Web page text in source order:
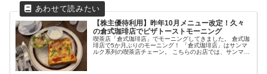
【株主優待利用】昨年10月メニュー改定！久々
の倉式珈琲店でピザトーストモーニング
喫茶店「倉式珈琲店」でモーニングしてきました。 倉式珈
琲店で5か月ぶりのモーニング！ 「倉式珈琲店」はサンマ
ルク系列の喫茶店チェーン。 こちらのお店では、サンマル